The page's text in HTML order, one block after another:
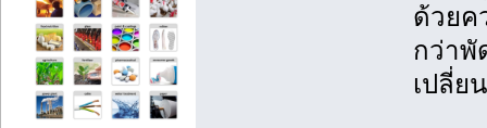
ด้วยค
กว่าพั
เปลี่ย